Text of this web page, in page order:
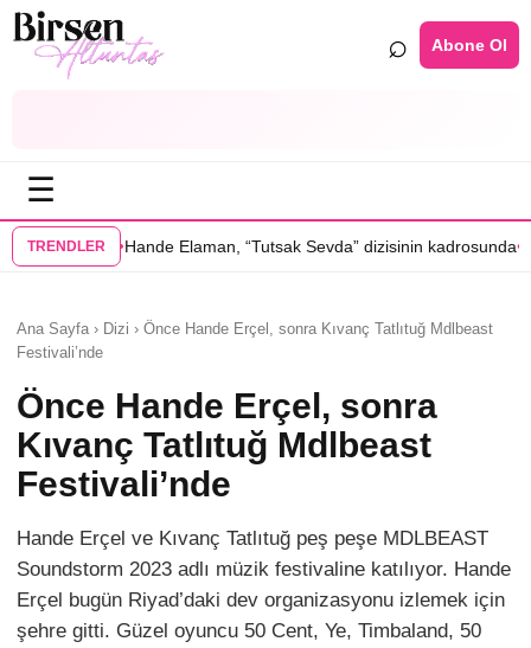
⌕ Abone Ol
☰
TRENDLER
Elaman, “Tutsak Sevda” dizisinin kadrosunda•Serenay Sarıkaya’lı
Ana Sayfa › Dizi › Önce Hande Erçel, sonra Kıvanç Tatlıtuğ Mdlbeast
Festivali’nde
Önce Hande Erçel, sonra
Kıvanç Tatlıtuğ Mdlbeast
Festivali’nde
Hande Erçel ve Kıvanç Tatlıtuğ peş peşe MDLBEAST
Soundstorm 2023 adlı müzik festivaline katılıyor. Hande
Erçel bugün Riyad’daki dev organizasyonu izlemek için
şehre gitti. Güzel oyuncu 50 Cent, Ye, Timbaland, 50